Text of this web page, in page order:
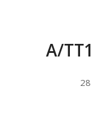
A/